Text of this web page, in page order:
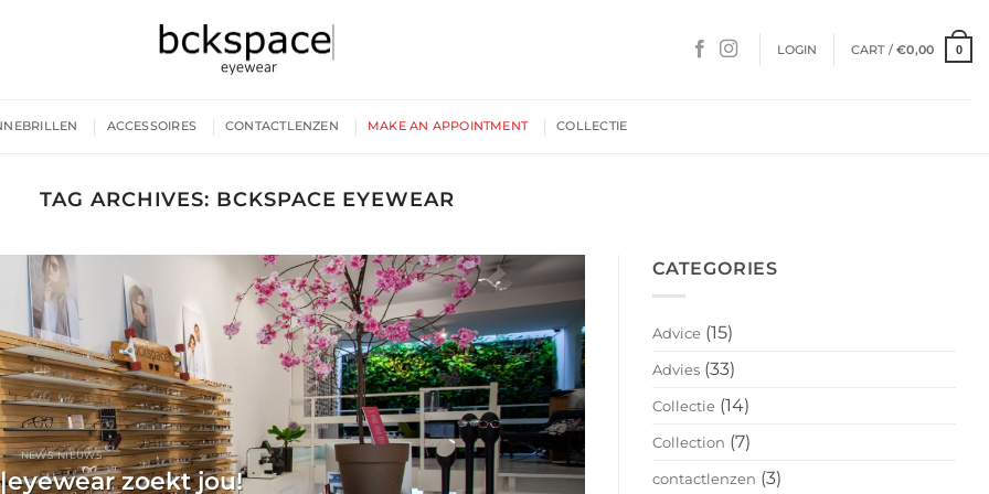
LOGIN CART /€0,00 0
ACCESSOIRES CONTACTLENZEN MAKE AN APPOINTMENT COLLECTIE
TAG ARCHIVES: BCKSPACE EYEWEAR
NEWS NIEUWS
zoekt jou!
CATEGORIES
Advice (15)
Advies (33)
Collectie (14)
Collection (7)
contactlenzen (3)